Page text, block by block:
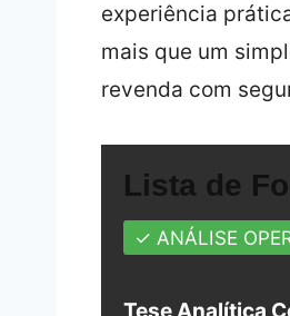
experiência
mais que um
revenda com
Lista de
✓ ANÁLISE